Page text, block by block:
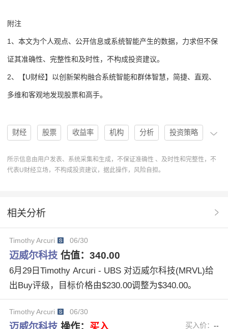
附注
1、本文为个人观点、公开信息或系统智能产生的数据，力求但不保
证其准确性、完整性和及时性，不构成投资建议。
2、【U财经】以创新架构融合系统智能和群体智慧，简捷、直观、
多维和客观地发现股票和高手。
财经 股票 收益率 机构 分析 投资策略
投资建议 买入 高手 协作 操作 U人物
股票评级
公开信息 迈威尔科技MRVL
所示信息由用户发表、系统采集和生成，不保证准确性 、及时性和完整性，不
代表U财经立场，不构成投资建议，据此操作，风险自担。
相关分析
Timothy Arcuri 06/30
迈威尔科技 估值： 340.00
6月29日Timothy Arcuri - UBS 对迈威尔科技(MRVL)给
出Buy评级，目标价格由$230.00调整为$340.00。
Timothy Arcuri 06/30
迈威尔科技 操作： 买入 买入价：--